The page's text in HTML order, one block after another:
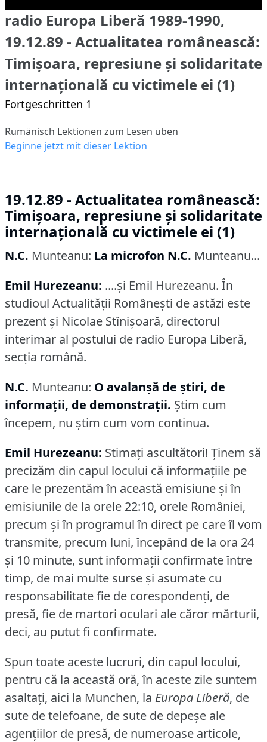
radio Europa Liberă 1989-1990,
19.12.89 - Actualitatea românească:
Timișoara, represiune și solidaritate
internațională cu victimele ei (1)
Fortgeschritten 1
Rumänisch Lektionen zum Lesen üben
Beginne jetzt mit dieser Lektion
19.12.89 - Actualitatea românească:
Timișoara, represiune și solidaritate
internațională cu victimele ei (1)
N.C. Munteanu: La microfon N.C. Munteanu...
Emil Hurezeanu: ....şi Emil Hurezeanu. În
studioul Actualităţii Româneşti de astăzi este
prezent şi Nicolae Stînişoară, directorul
interimar al postului de radio Europa Liberă,
secţia română.
N.C. Munteanu: O avalanşă de ştiri, de
informaţii, de demonstraţii. Ştim cum
începem, nu ştim cum vom continua.
Emil Hurezeanu: Stimaţi ascultători! Ţinem să
precizăm din capul locului că informaţiile pe
care le prezentăm în această emisiune şi în
emisiunile de la orele 22:10, orele României,
precum şi în programul în direct pe care îl vom
transmite, precum luni, începând de la ora 24
şi 10 minute, sunt informaţii confirmate între
timp, de mai multe surse şi asumate cu
responsabilitate fie de corespondenţi, de
presă, fie de martori oculari ale căror mărturii,
deci, au putut fi confirmate.
Spun toate aceste lucruri, din capul locului,
pentru că la această oră, în aceste zile suntem
asaltaţi, aici la Munchen, la Europa Liberă, de
sute de telefoane, de sute de depeşe ale
agenţiilor de presă, de numeroase articole,